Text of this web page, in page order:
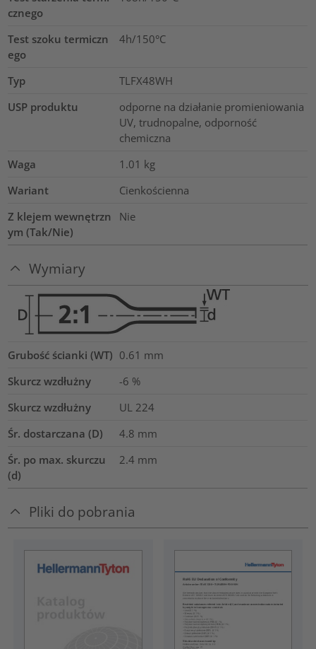
cznego
Test szoku termiczn
ego
4h/150°C
Typ
TLFX48WH
USP produktu
odporne na działanie promieniowania
UV, trudnopalne, odporność
chemiczna
Waga
1.01 kg
Wariant
Cienkościenna
Z klejem wewnętrzn
ym (Tak/Nie)
Nie
Wymiary
Grubość ścianki (WT) 0.61 mm
Skurcz wzdłużny
-6 %
Skurcz wzdłużny
UL 224
Śr. dostarczana (D)
4.8 mm
Śr. po max. skurczu
(d)
2.4 mm
Pliki do pobrania